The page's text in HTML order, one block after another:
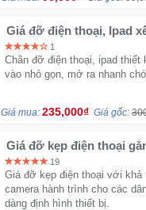
Giá đỡ điện thoại, Ipad
1
Chân đỡ điện thoại, ipad thiết
vào nhỏ gọn, mở ra nhanh
Giá mua: 235,000₫ Giá gốc:
Giá đỡ kẹp điện thoại
19
Giá đỡ kẹp điện thoại với khả
camera hành trình cho các
dàng định hình thiết bị.